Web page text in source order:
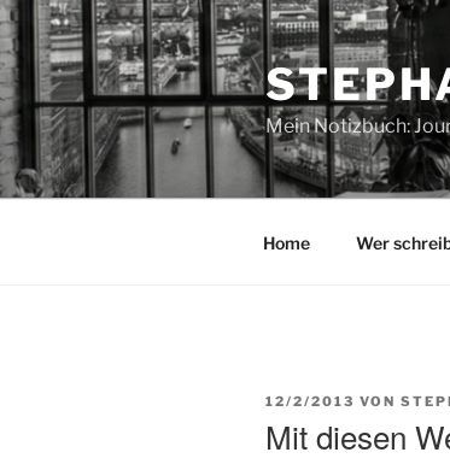
Zum
Inhalt
springen
Mein Notizbuch:
Home Wer
VERÖFFENTLICHT
12/2/2013 VON
Mit diesen